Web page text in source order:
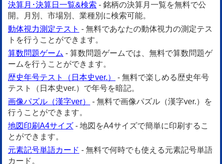
決算月･決算日一覧&検索 - 銘柄の決算月一覧を無料で公
開。月別、市場別、業種別に検索可能。
動体視力測定テスト - 無料であなたの動体視力の測定テス
トを行うことができます。
算数問題ゲーム - 算数問題ゲームでは、無料で算数問題ゲ
ームを行うことができます。
歴史年号テスト（日本史ver.）
- 無料で楽しめる歴史年号
テスト（日本史ver.）で年号を暗記。
画像パズル（漢字ver）
- 無料で画像パズル（漢字ver.）を
行うことができます。
地図印刷A4サイズ - 地図をA4サイズで簡単に印刷するこ
とができます。
元素記号単語カード - 無料で何時でも使える元素記号単語
カード。